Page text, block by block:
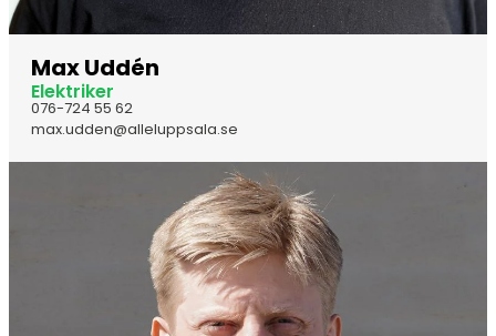
Max Uddén
Elektriker
076-724 55 62
max.udden@alleluppsala.se